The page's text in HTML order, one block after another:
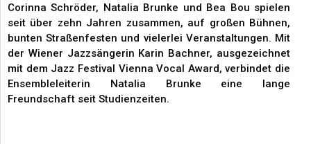
Corinna Schröder, Natalia Brunke und Bea Bou spielen
seit über zehn Jahren zusammen, auf großen Bühnen,
bunten Straßenfesten und vielerlei Veranstaltungen. Mit
der Wiener Jazzsängerin Karin Bachner, ausgezeichnet
mit dem Jazz Festival Vienna Vocal Award, verbindet die
Ensembleleiterin Natalia Brunke eine lange
Freundschaft seit Studienzeiten.